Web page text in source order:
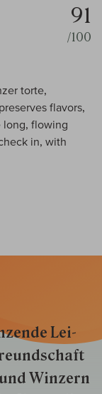
91
/100
torte,
flavors,
long, flowing
in, with
Lei­
Win­zern